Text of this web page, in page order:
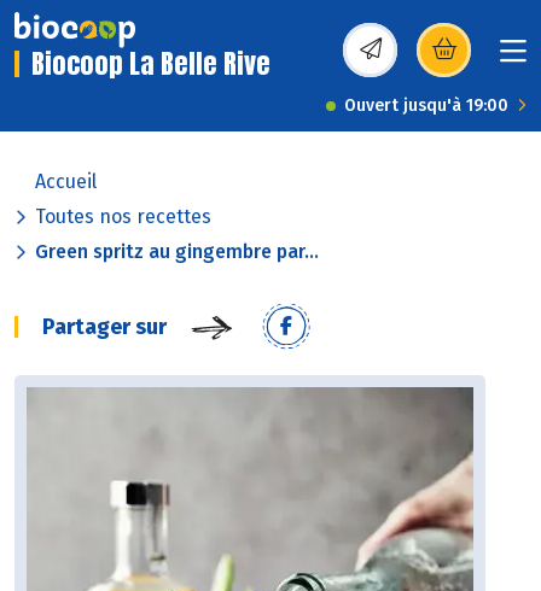
Biocoop La Belle Rive (s’ouvre dans une
Ouvert jusqu'à 19:00
Accueil
Toutes nos recettes
Green spritz au gingembre par...
Partager sur